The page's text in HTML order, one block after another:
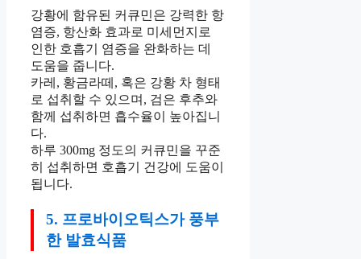
강황에 함유된 커큐민은 강력한 항
염증, 항산화 효과로 미세먼지로
인한 호흡기 염증을 완화하는 데
도움을 줍니다.
카레, 황금라떼, 혹은 강황 차 형태
로 섭취할 수 있으며, 검은 후추와
함께 섭취하면 흡수율이 높아집니
다.
하루 300mg 정도의 커큐민을 꾸준
히 섭취하면 호흡기 건강에 도움이
됩니다.
5. 프로바이오틱스가 풍부
한 발효식품